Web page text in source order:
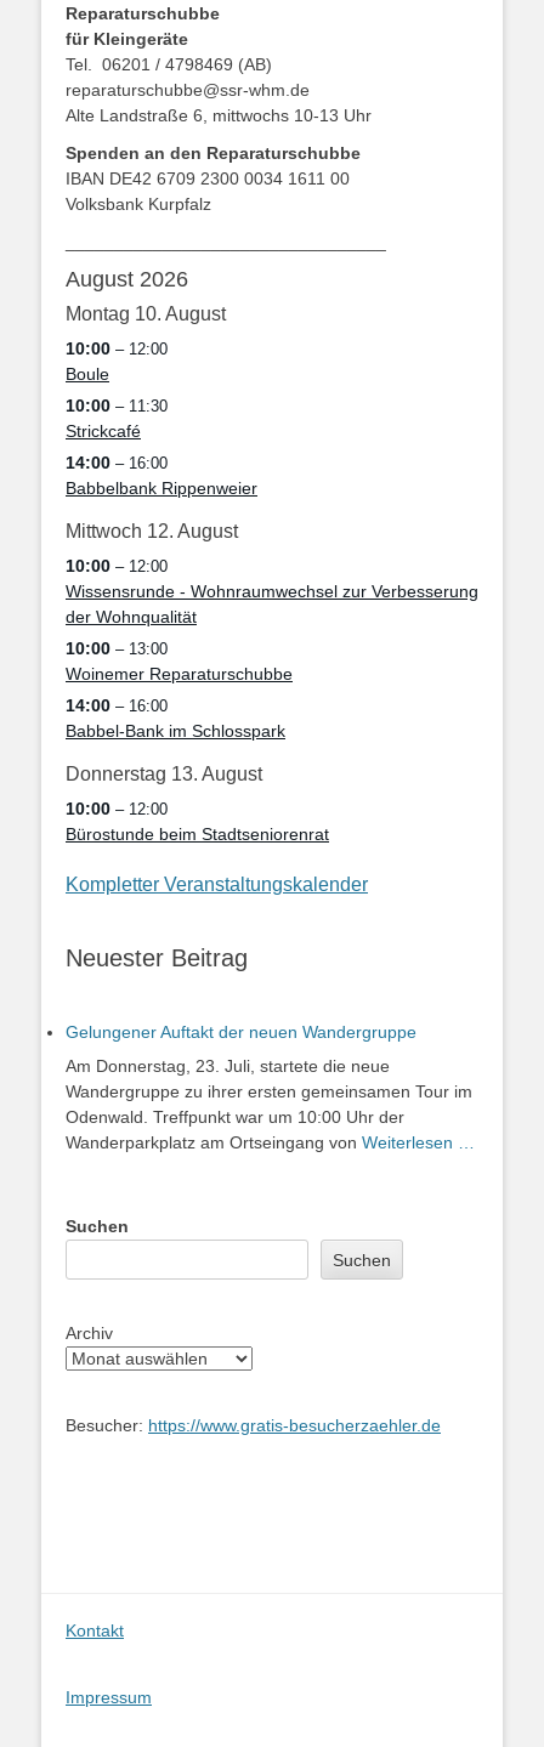
Reparaturschubbe
für Kleingeräte
Tel. 06201 / 4798469 (AB)
reparaturschubbe@ssr-whm.de
Alte Landstraße 6, mittwochs 10-13 Uhr
Spenden an den Reparaturschubbe
IBAN DE42 6709 2300 0034 1611 00
Volksbank Kurpfalz
August 2026
Montag 10. August
10:00 – 12:00
Boule
10:00 – 11:30
Strickcafé
14:00 – 16:00
Babbelbank Rippenweier
Mittwoch 12. August
10:00 – 12:00
Wissensrunde - Wohnraumwechsel zur Verbesserung
der Wohnqualität
10:00 – 13:00
Woinemer Reparaturschubbe
14:00 – 16:00
Babbel-Bank im Schlosspark
Donnerstag 13. August
10:00 – 12:00
Bürostunde beim Stadtseniorenrat
Kompletter Veranstaltungskalender
Neuester Beitrag
Gelungener Auftakt der neuen Wandergruppe
Am Donnerstag, 23. Juli, startete die neue
Wandergruppe zu ihrer ersten gemeinsamen Tour im
Odenwald. Treffpunkt war um 10:00 Uhr der
Wanderparkplatz am Ortseingang von Weiterlesen …
Suchen
Suchen
Archiv
Besucher: https://www.gratis-besucherzaehler.de
Kontakt
Impressum